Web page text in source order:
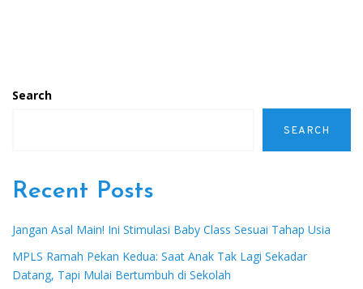
Search
SEARCH
Recent Posts
Jangan Asal Main! Ini Stimulasi Baby Class Sesuai Tahap Usia
MPLS Ramah Pekan Kedua: Saat Anak Tak Lagi Sekadar
Datang, Tapi Mulai Bertumbuh di Sekolah